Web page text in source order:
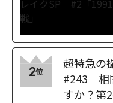
2位
超特急の
#243 相
すか？第